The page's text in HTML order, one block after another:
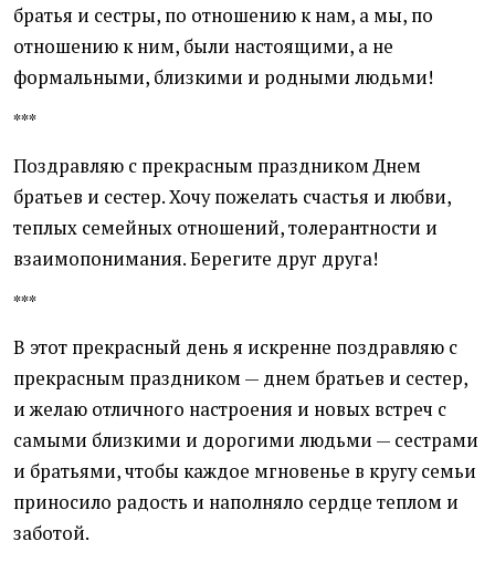
братья и сестры, по отношению к нам, а мы, по
отношению к ним, были настоящими, а не
формальными, близкими и родными людьми!
***
Поздравляю с прекрасным праздником Днем
братьев и сестер. Хочу пожелать счастья и любви,
теплых семейных отношений, толерантности и
взаимопонимания. Берегите друг друга!
***
В этот прекрасный день я искренне поздравляю с
прекрасным праздником — днем братьев и сестер,
и желаю отличного настроения и новых встреч с
самыми близкими и дорогими людьми — сестрами
и братьями, чтобы каждое мгновенье в кругу семьи
приносило радость и наполняло сердце теплом и
заботой.